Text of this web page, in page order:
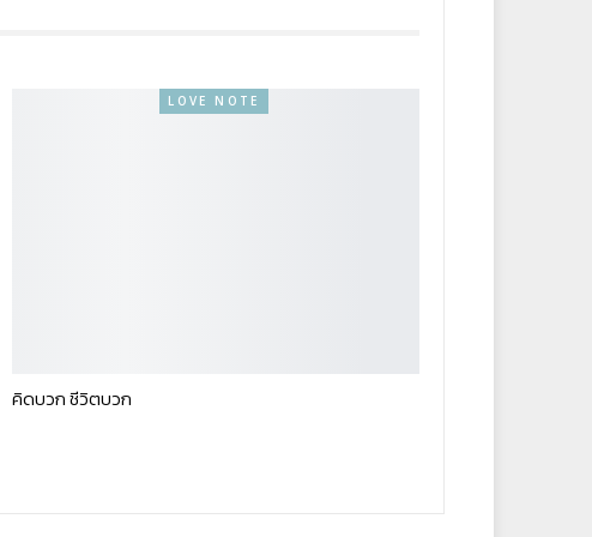
LOVE NOTE
คิดบวก ชีวิตบวก